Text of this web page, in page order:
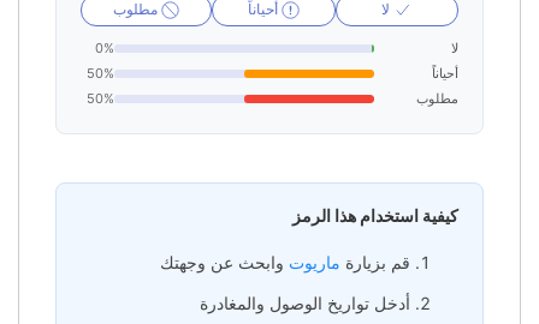
لا أحياناً مطلوب
لا
0%
أحياناً
50%
مطلوب
50%
كيفية استخدام هذا الرمز
قم بزيارة ماريوتوابحث عن وجهتك
أدخل تواريخ الوصول والمغادرة